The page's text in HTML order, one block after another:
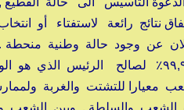
اعلان عن وجود حالة وطنية
تكون أوضح وأقوى وأثبت من وحدة ٩٩,٩٩٪
الشعب معيارا للتشتت والغربة